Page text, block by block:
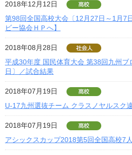
2018年12月12日
第98回全国高校大会〔12月27日～1月7
ビー協会ＨＰへ】
2018年08月28日
平成30年度 国民体育大会 第38回九州ブ
日〕／試合結果
2018年07月19日
U-17九州選抜チーム クラスノヤルスク
2018年07月19日
アシックスカップ2018第5回全国高校7